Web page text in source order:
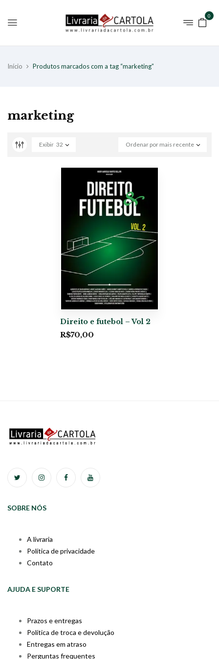
0
Início Produtos marcados com a tag “marketing”
marketing
Ordenar por mais recente
Exibir 32
Direito e futebol – Vol 2
R$70,00
SOBRE NÓS
A livraria
Política de privacidade
Contato
AJUDA E SUPORTE
Prazos e entregas
Política de troca e devolução
Entregas em atraso
Perguntas frequentes